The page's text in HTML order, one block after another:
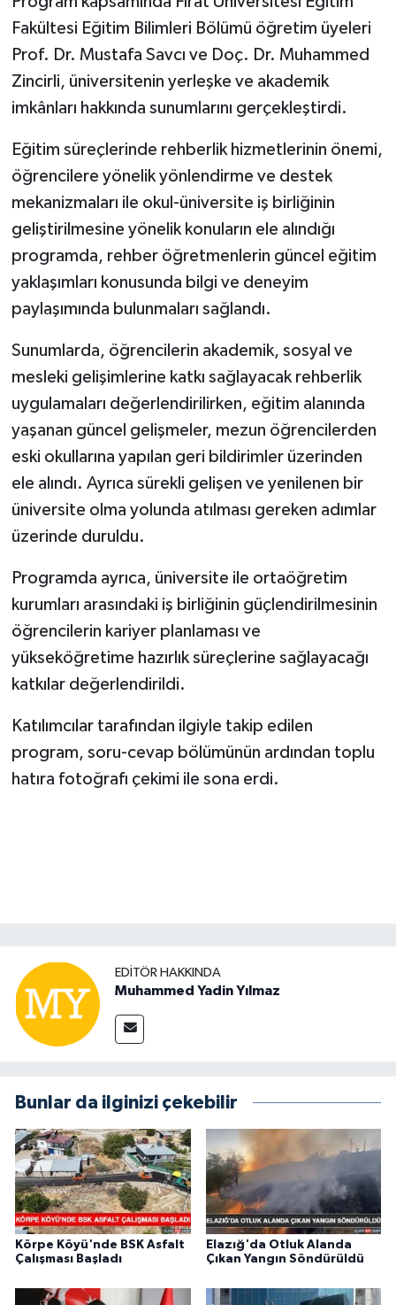
Fakültesi Eğitim Bilimleri Bölümü öğretim üyeleri
Prof. Dr. Mustafa Savcı ve Doç. Dr. Muhammed
Zincirli, üniversitenin yerleşke ve akademik
imkânları hakkında sunumlarını gerçekleştirdi.
Eğitim süreçlerinde rehberlik hizmetlerinin önemi,
öğrencilere yönelik yönlendirme ve destek
mekanizmaları ile okul-üniversite iş birliğinin
geliştirilmesine yönelik konuların ele alındığı
programda, rehber öğretmenlerin güncel eğitim
yaklaşımları konusunda bilgi ve deneyim
paylaşımında bulunmaları sağlandı.
Sunumlarda, öğrencilerin akademik, sosyal ve
mesleki gelişimlerine katkı sağlayacak rehberlik
uygulamaları değerlendirilirken, eğitim alanında
yaşanan güncel gelişmeler, mezun öğrencilerden
eski okullarına yapılan geri bildirimler üzerinden
ele alındı. Ayrıca sürekli gelişen ve yenilenen bir
üniversite olma yolunda atılması gereken adımlar
üzerinde duruldu.
Programda ayrıca, üniversite ile ortaöğretim
kurumları arasındaki iş birliğinin güçlendirilmesinin
öğrencilerin kariyer planlaması ve
yükseköğretime hazırlık süreçlerine sağlayacağı
katkılar değerlendirildi.
Katılımcılar tarafından ilgiyle takip edilen
program, soru-cevap bölümünün ardından toplu
hatıra fotoğrafı çekimi ile sona erdi.
EDITÖR HAKKINDA
Muhammed Yadin Yılmaz
Bunlar da ilginizi çekebilir
Körpe Köyü'nde BSK Asfalt
Çalışması Başladı
Elazığ'da Otluk Alanda
Çıkan Yangın Söndürüldü